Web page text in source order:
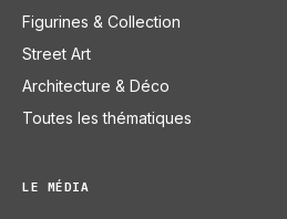
Figurines & Collection
Street Art
Architecture & Déco
Toutes les thématiques
LE MÉDIA